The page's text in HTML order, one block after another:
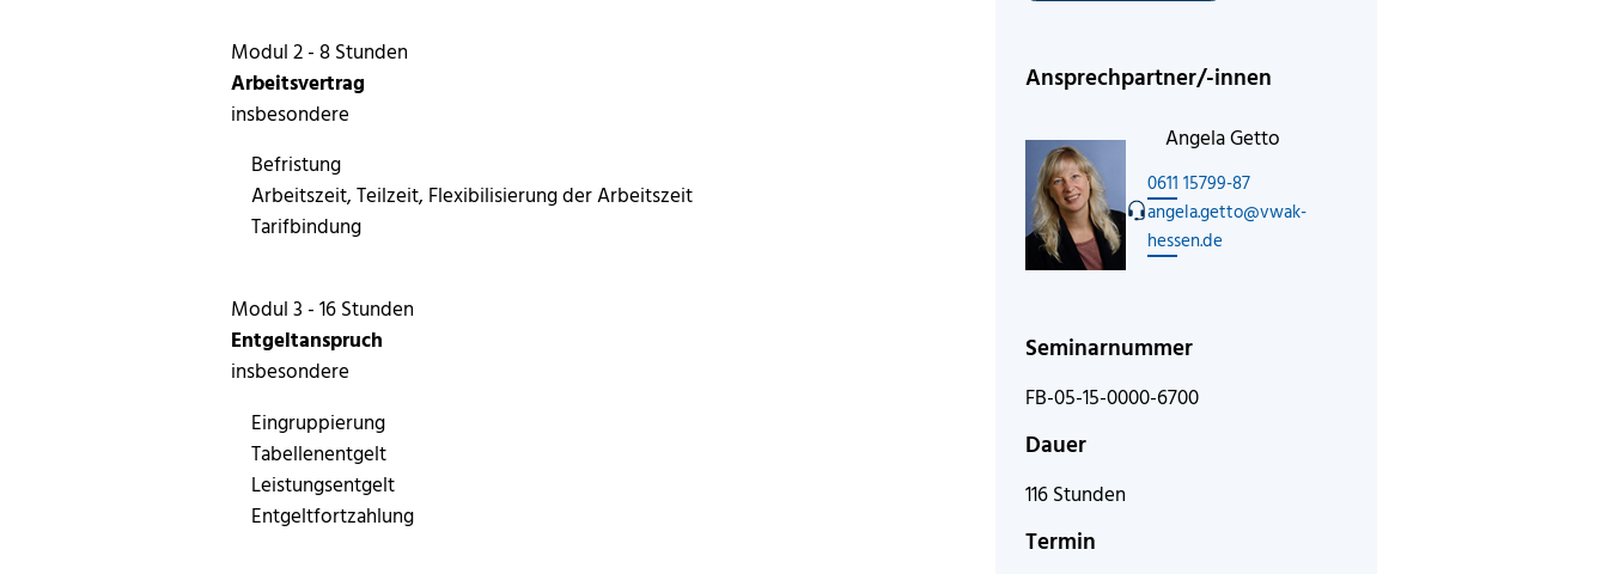
Modul 2 - 8 Stunden
Arbeitsvertrag
insbesondere
Befristung
Arbeitszeit, Teilzeit, Flexibilisierung der Arbeitszeit
Tarifbindung
Modul 3 - 16 Stunden
Entgeltanspruch
insbesondere
Eingruppierung
Tabellenentgelt
Leistungsentgelt
Entgeltfortzahlung
Ansprechpartner/-innen
Angela Getto
0611 15799-87
angela.getto@vwak-
hessen.de
Seminarnummer
FB-05-15-0000-6700
Dauer
116 Stunden
Termin